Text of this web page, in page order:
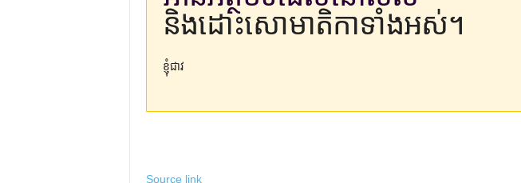
និងដោះសោមាតិកាទាំងអស់។
ខ្ញុំជាវ
Source link